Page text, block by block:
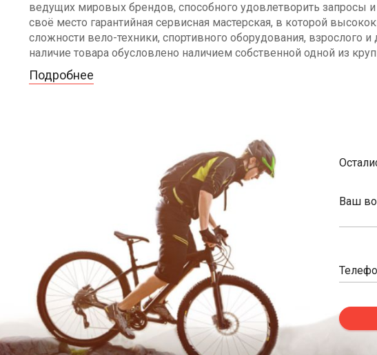
ведущих мировых брендов, способного удовлетворить запросы
своё место гарантийная сервисная мастерская, в которой
сложности вело-техники, спортивного оборудования, взрослого
наличие товара обусловлено наличием собственной одной из
Подробнее
Ваш